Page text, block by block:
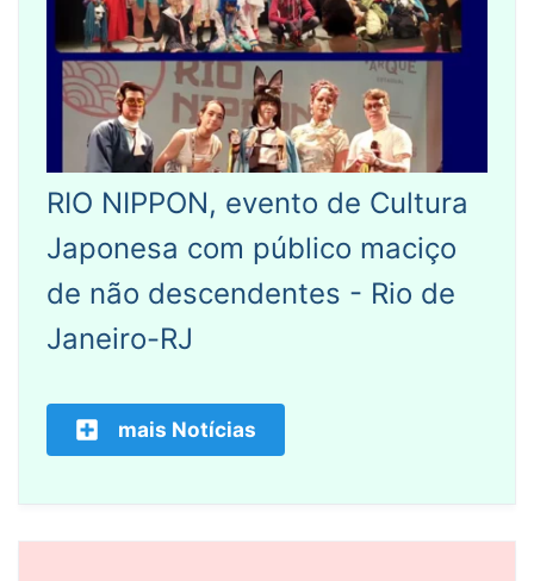
RIO NIPPON, evento de Cultura
Japonesa com público maciço
de não descendentes - Rio de
Janeiro-RJ
mais Notícias